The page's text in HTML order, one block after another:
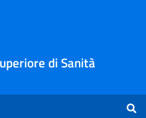
di Sanità